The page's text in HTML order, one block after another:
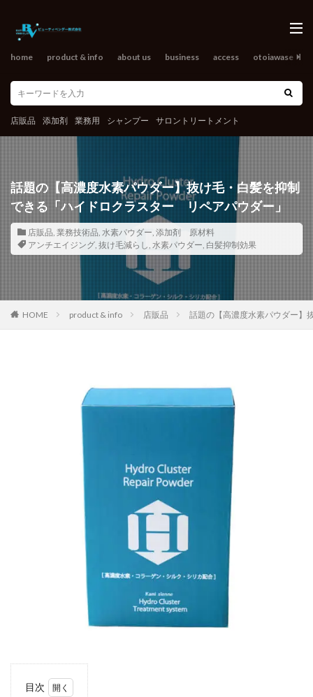
home product & info about us business access otoiawase
店販品 添加剤 業務用 シャンプー サロントリートメント
話題の【高濃度水素パウダー】抜け毛・白髪を抑制
できる「ハイドロクラスター リペアパウダー」
店販品, 業務技術品, 水素パウダー, 添加剤 原材料
アンチエイジング, 抜け毛減らし, 水素パウダー, 白髪抑制効果
HOME product & info 店販品 話題の【高濃度水素パウダー
目次